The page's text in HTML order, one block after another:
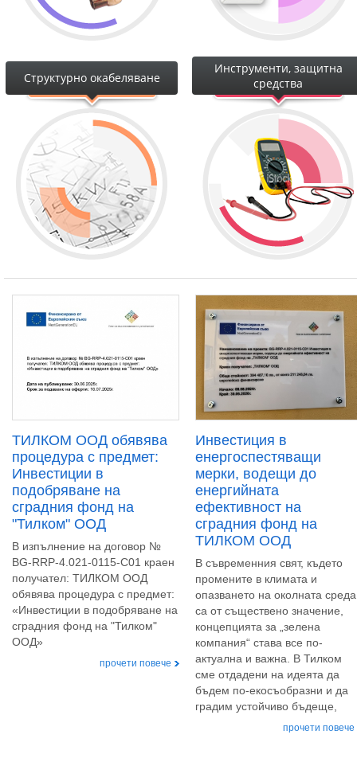
Структурно окабеляване
Инструменти, защитна
средства
ТИЛКОМ ООД обявява
процедура с предмет:
Инвестиции в
подобряване на
сградния фонд на
"Тилком" ООД
В изпълнение на договор №
BG-RRP-4.021-0115-C01 краен
получател: ТИЛКОМ ООД
обявява процедура с предмет:
«Инвестиции в подобряване на
сградния фонд на "Тилком"
ООД»
прочети повече
Инвестиция в
енергоспестяващи
мерки, водещи до
енергийната
ефективност на
сградния фонд на
ТИЛКОМ ООД
В съвременния свят, където
промените в климата и
опазването на околната среда
са от съществено значение,
концепцията за „зелена
компания“ става все по-
актуална и важна. В Тилком
сме отдадени на идеята да
бъдем по-екосъобразни и да
градим устойчиво бъдеще,
прочети повече